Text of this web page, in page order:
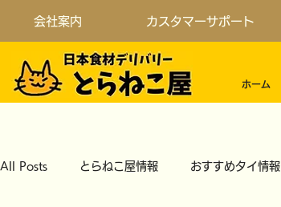
会社案内 カスタマーサポート
ホーム
All Posts とらねこ屋情報 おすすめタイ情報